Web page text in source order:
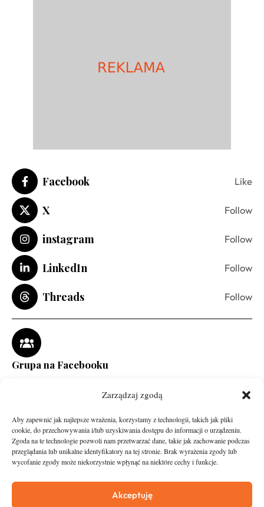
Zarządzaj zgodą
Aby zapewnić jak najlepsze wrażenia, korzystamy z technologii, takich jak pliki
cookie, do przechowywania i/lub uzyskiwania dostępu do informacji o urządzeniu.
Zgoda na te technologie pozwoli nam przetwarzać dane, takie jak zachowanie podczas
przeglądania lub unikalne identyfikatory na tej stronie. Brak wyrażenia zgody lub
wycofanie zgody może niekorzystnie wpłynąć na niektóre cechy i funkcje.
Akceptuję
Facebook Like
X Follow
instagram Follow
LinkedIn Follow
Threads Follow
Grupa na Facebooku
O nas